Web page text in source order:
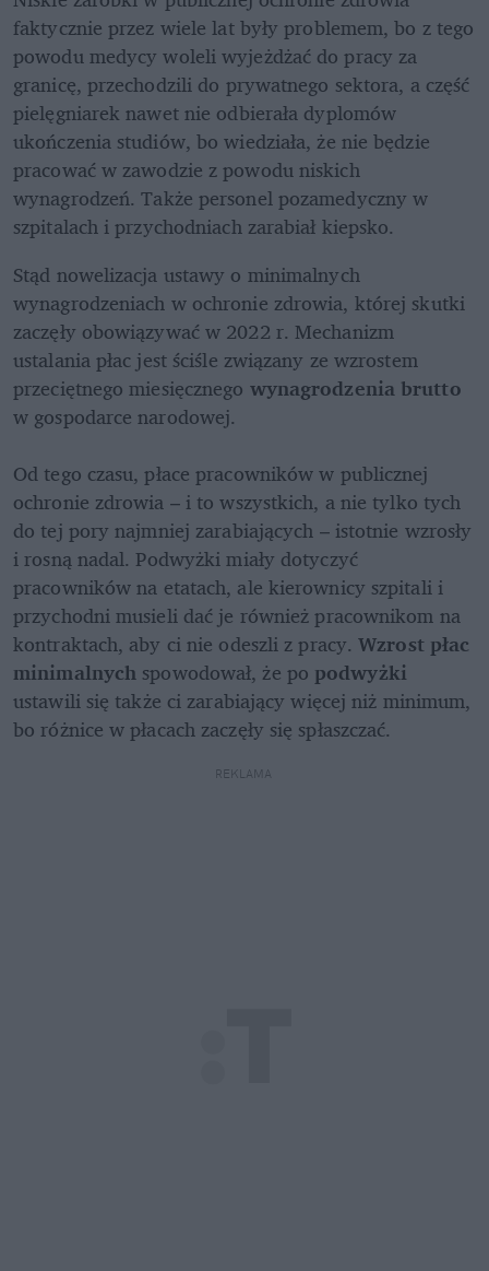
faktycznie przez wiele lat były problemem, bo z tego
powodu medycy woleli wyjeżdżać do pracy za
granicę, przechodzili do prywatnego sektora, a część
pielęgniarek nawet nie odbierała dyplomów
ukończenia studiów, bo wiedziała, że nie będzie
pracować w zawodzie z powodu niskich
wynagrodzeń. Także personel pozamedyczny w
szpitalach i przychodniach zarabiał kiepsko.
Stąd nowelizacja ustawy o minimalnych
wynagrodzeniach w ochronie zdrowia, której skutki
zaczęły obowiązywać w 2022 r. Mechanizm
ustalania płac jest ściśle związany ze wzrostem
przeciętnego miesięcznego
w gospodarce narodowej.
Od tego czasu, płace pracowników w publicznej
ochronie zdrowia – i to wszystkich, a nie tylko tych
do tej pory najmniej zarabiających – istotnie wzrosły
i rosną nadal. Podwyżki miały dotyczyć
pracowników na etatach, ale kierownicy szpitali i
przychodni musieli dać je również pracownikom na
kontraktach, aby ci nie odeszli z pracy. Wzrost płac
minimalnych spowodował, że po
ustawili się także ci zarabiający więcej niż minimum,
bo różnice w płacach zaczęły się spłaszczać.
REKLAMA